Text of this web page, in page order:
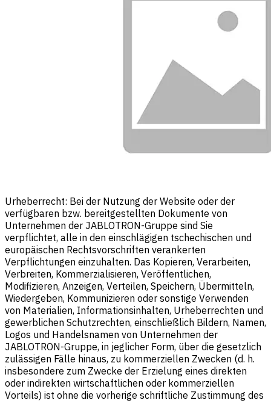
Urheberrecht: Bei der Nutzung der Website oder der
verfügbaren bzw. bereitgestellten Dokumente von
Unternehmen der JABLOTRON-Gruppe sind Sie
verpflichtet, alle in den einschlägigen tschechischen und
europäischen Rechtsvorschriften verankerten
Verpflichtungen einzuhalten. Das Kopieren, Verarbeiten,
Verbreiten, Kommerzialisieren, Veröffentlichen,
Modifizieren, Anzeigen, Verteilen, Speichern, Übermitteln,
Wiedergeben, Kommunizieren oder sonstige Verwenden
von Materialien, Informationsinhalten, Urheberrechten und
gewerblichen Schutzrechten, einschließlich Bildern, Namen,
Logos und Handelsnamen von Unternehmen der
JABLOTRON-Gruppe, in jeglicher Form, über die gesetzlich
zulässigen Fälle hinaus, zu kommerziellen Zwecken (d. h.
insbesondere zum Zwecke der Erzielung eines direkten
oder indirekten wirtschaftlichen oder kommerziellen
Vorteils) ist ohne die vorherige schriftliche Zustimmung des